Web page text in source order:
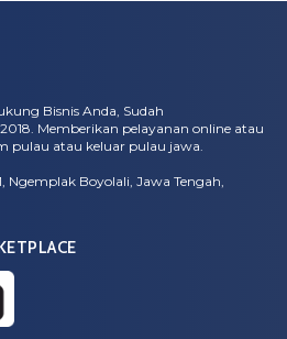
Bisnis Anda, Sudah
Memberikan pelayanan online atau
pulau atau keluar pulau jawa.
Ngemplak Boyolali, Jawa Tengah,